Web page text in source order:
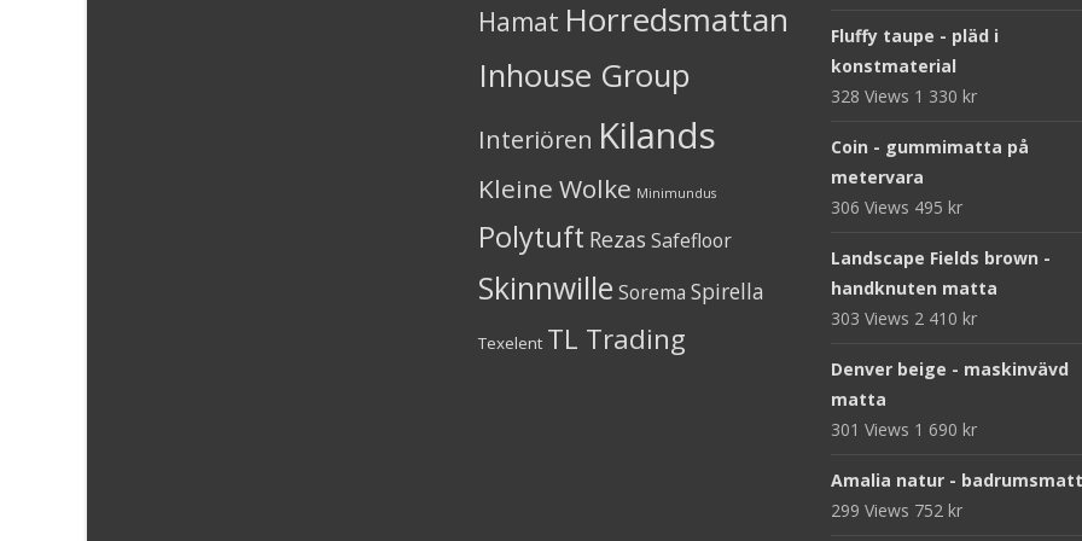
Hamat Horredsmattan
Inhouse Group
Interiören Kilands
Kleine Wolke Minimundus
Polytuft Rezas Safefloor
Skinnwille Sorema Spirella
Texelent TL Trading
Fluffy taupe - pläd i
konstmaterial
328 Views 1 330 kr
Coin - gummimatta på
metervara
306 Views 495 kr
Landscape Fields brown -
handknuten matta
303 Views 2 410 kr
Denver beige - maskinvävd
matta
301 Views 1 690 kr
Amalia natur -
299 Views 752 kr